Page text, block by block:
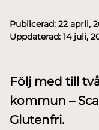
Publicerad: 22 april,
Uppdaterad: 14 juli,
Följ med till
kommun –
Glutenfri.